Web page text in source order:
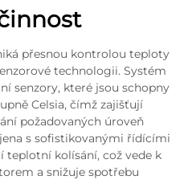
přesnou kontrolou teploty
technologii. Systém
senzory, které jsou schopny
Celsia, čímž zajišťují
požadovaných úroveň
s sofistikovanými řídícími
kolísání, což vede k
a snižuje spotřebu